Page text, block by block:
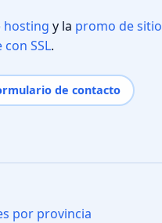
hosting y la promo de sitio
SSL.
de contacto
por provincia